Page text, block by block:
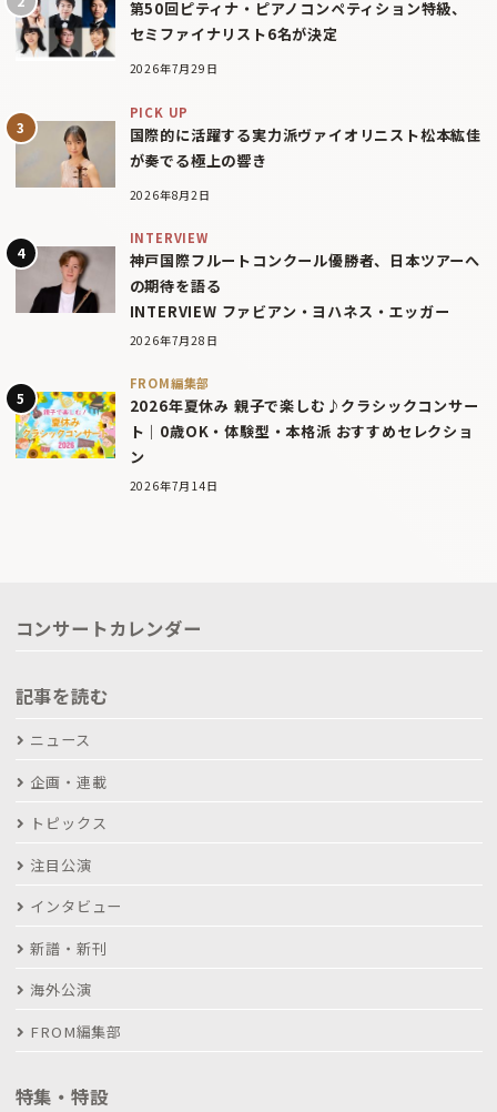
第50回ピティナ・ピアノコンペティション特級、
セミファイナリスト6名が決定
2026年7月29日
PICK UP
国際的に活躍する実力派ヴァイオリニスト松本紘佳
が奏でる極上の響き
2026年8月2日
INTERVIEW
神戸国際フルートコンクール優勝者、日本ツアーへ
の期待を語る
INTERVIEW ファビアン・ヨハネス・エッガー
2026年7月28日
FROM編集部
2026年夏休み 親子で楽しむ♪クラシックコンサー
ト｜0歳OK・体験型・本格派 おすすめセレクショ
ン
2026年7月14日
コンサートカレンダー
記事を読む
ニュース
企画・連載
トピックス
注目公演
インタビュー
新譜・新刊
海外公演
FROM編集部
特集・特設